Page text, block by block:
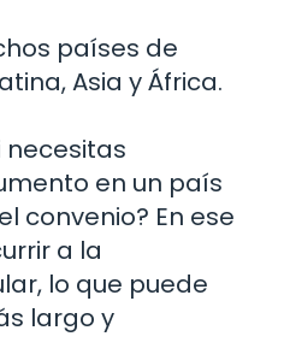
países de
Asia y África.
necesitas
en un país
convenio? En ese
a la
lo que puede
largo y